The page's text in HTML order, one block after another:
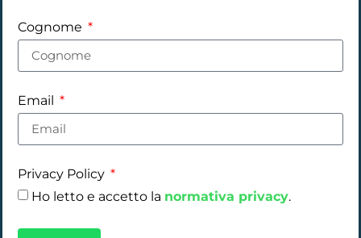
Cognome
Email
Privacy Policy
Ho letto e accetto la normativa privacy.